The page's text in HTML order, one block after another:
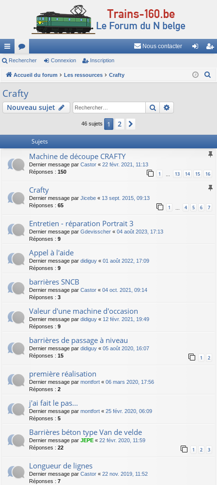
ac
co
ur
ci
or
u
m
s
Nous contacter
ne cri
Rechercher Connexion Inscription
Accueil du forum Les ressources Crafty
h
Crafty
Nouveau sujet Rechercher
46 sujets 1 2
Sujets
Machine de découpe CRAFTY
Dernier message par Castor « 22 févr. 2021, 11:13
Réponses : 150 1 … 13 14 15 16
Crafty
Dernier message par Jicebe « 13 sept. 2015, 09:13
Réponses : 65 1 … 4 5 6 7
Entretien - réparation Portrait 3
Dernier message par Gdevisscher « 04 août 2023, 17:13
Réponses : 9
Appel à l'aide
Dernier message par didiguy « 01 août 2022, 17:09
Réponses : 9
barrières SNCB
Dernier message par Castor « 04 oct. 2021, 09:14
Réponses : 3
Valeur d'une machine d'occasion
Dernier message par didiguy « 12 févr. 2021, 19:49
Réponses : 9
barrières de passage à niveau
Dernier message par didiguy « 05 août 2020, 16:07
Réponses : 15 1 2
première réalisation
Dernier message par montfort « 06 mars 2020, 17:56
Réponses : 2
j'ai fait le pas...
Dernier message par montfort « 25 févr. 2020, 06:09
Réponses : 5
Barrières béton type Van de velde
Dernier message par JEPE « 22 févr. 2020, 11:59
Réponses : 22 1 2 3
Longueur de lignes
Dernier message par Castor « 22 nov. 2019, 11:52
Réponses : 7